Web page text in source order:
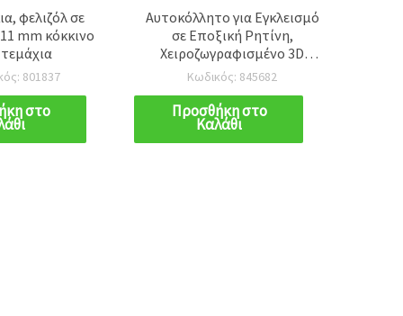
φελιζόλ σε
mm κόκκινο
801837
στο
Αυτοκόλλητο για Εγκλεισμό
σε Εποξική Ρητίνη,
Χειροζωγραφισμένο 3D
Πολυεπίπεδο Εφέ, Μικρό
Ψάρι Χρυσού Χρώματος,
Διαστάσεις Εικόνας 24x7
mm
Κωδικός: 845682
Προσθήκη στο
Καλάθι